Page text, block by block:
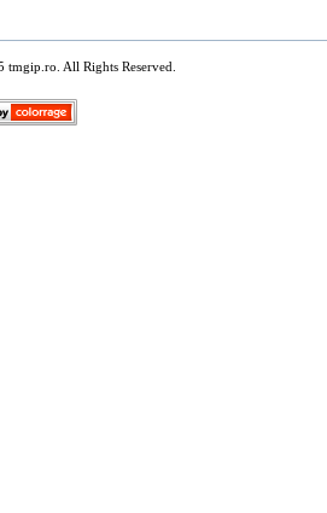
tmgip.ro. All Rights Reserved.